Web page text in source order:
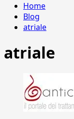
Home
Blog
atriale
atriale